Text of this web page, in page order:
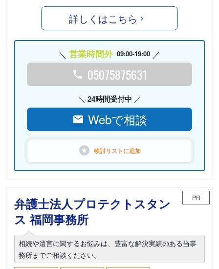
詳しくはこちら
営業時間外 09:00-19:00
05075875631
24時間受付中
Webで相談
検討リストに追加
弁護士法人プロテクトスタン
ス 福岡事務所
PR
相続や遺言に関するお悩みは、豊富な解決実績のある当事
務所までご相談ください。